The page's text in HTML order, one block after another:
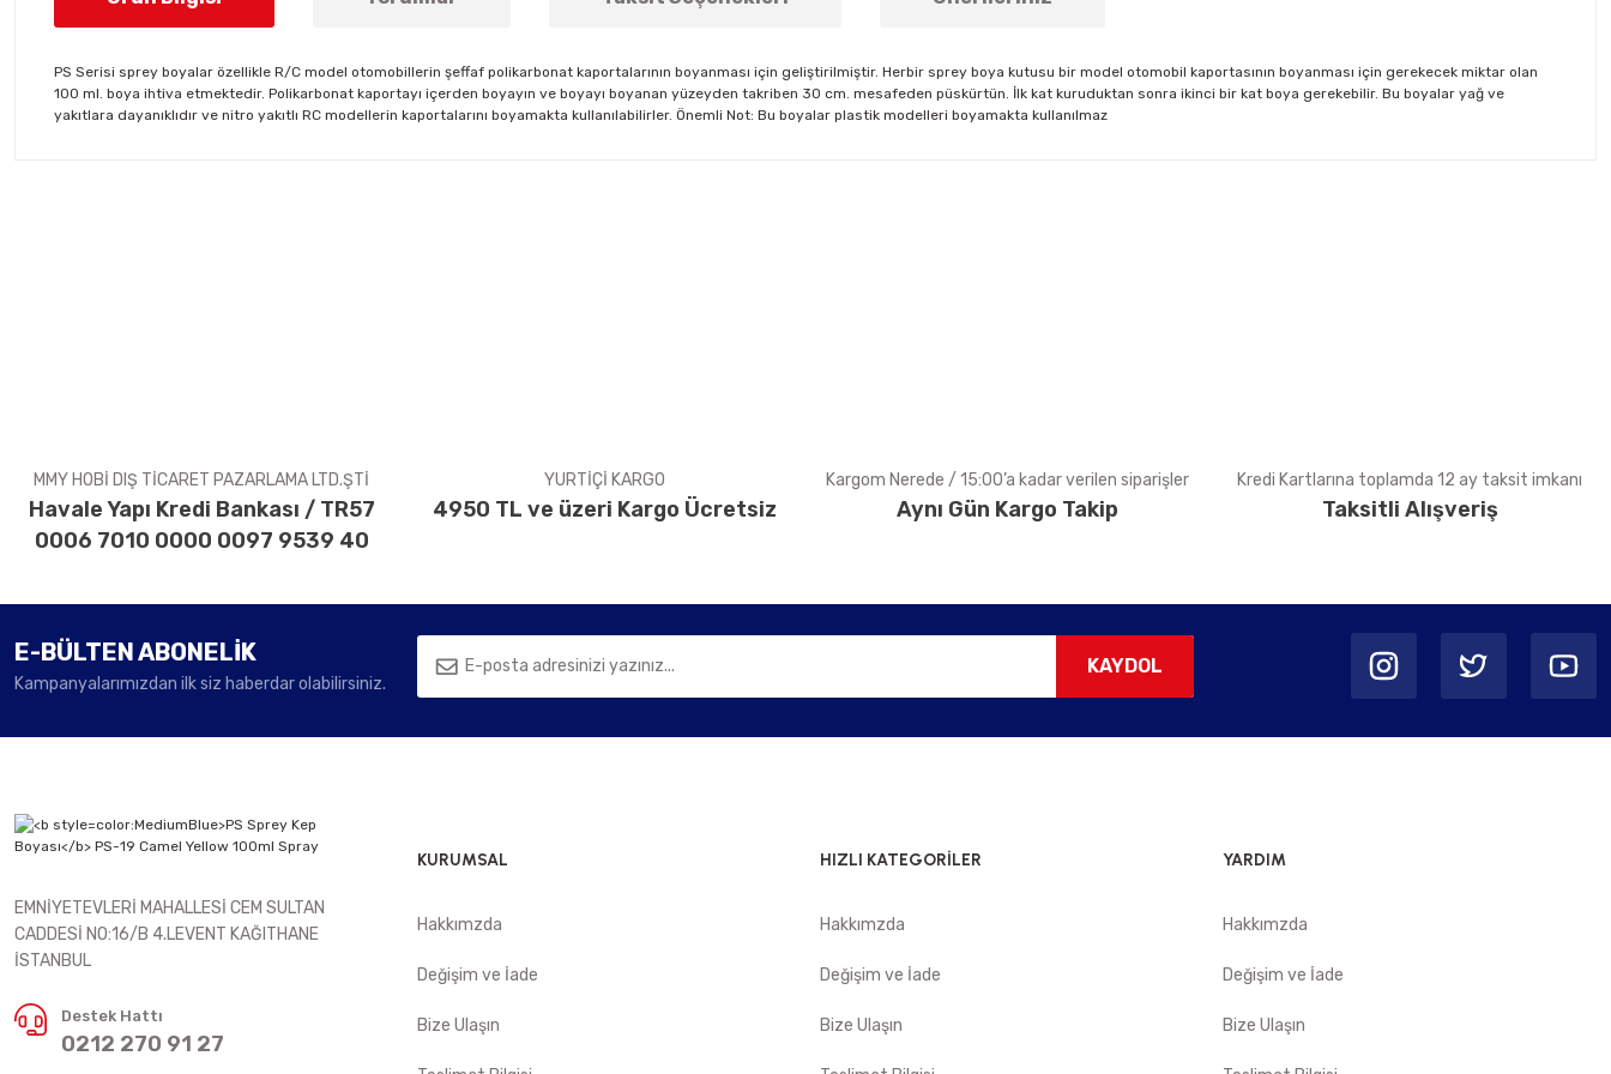
PS Serisi sprey boyalar özellikle R/C model otomobillerin şeffaf polikarbonat kaportalarının boyanması için geliştirilmiştir. Herbir sprey boya kutusu bir model otomobil kaportasının boyanması için gerekecek miktar olan
100 ml. boya ihtiva etmektedir. Polikarbonat kaportayı içerden boyayın ve boyayı boyanan yüzeyden takriben 30 cm. mesafeden püskürtün. İlk kat kuruduktan sonra ikinci bir kat boya gerekebilir. Bu boyalar yağ ve
yakıtlara dayanıklıdır ve nitro yakıtlı RC modellerin kaportalarını boyamakta kullanılabilirler. Önemli Not: Bu boyalar plastik modelleri boyamakta kullanılmaz
MMY HOBİ DIŞ TİCARET PAZARLAMA LTD.ŞTİ
Havale Yapı Kredi Bankası / TR57
0006 7010 0000 0097 9539 40
YURTİÇİ KARGO
4950 TL ve üzeri Kargo Ücretsiz
Kargom Nerede / 15:00’a kadar verilen siparişler
Aynı Gün Kargo Takip
Kredi Kartlarına toplamda 12 ay taksit imkanı
Taksitli Alışveriş
E-BÜLTEN ABONELİK
Kampanyalarımızdan ilk siz haberdar olabilirsiniz.
KAYDOL
EMNİYETEVLERİ MAHALLESİ CEM SULTAN
CADDESİ NO:16/B 4.LEVENT KAĞITHANE
İSTANBUL
Destek Hattı
0212 270 91 27
KURUMSAL
Hakkımzda
Değişim ve İade
Bize Ulaşın
HIZLI KATEGORİLER
Hakkımzda
Değişim ve İade
Bize Ulaşın
YARDIM
Hakkımzda
Değişim ve İade
Bize Ulaşın